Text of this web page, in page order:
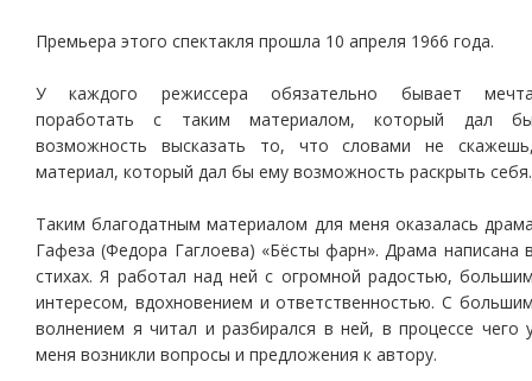
Премьера этого спектакля прошла 10 апреля 1966 года.
У каждого режиссера обязательно бывает
поработать с таким материалом, который дал
возможность высказать то, что словами не
материал, который дал бы ему возможность раскрыть себя.
Таким благодатным материалом для меня оказалась
Гафеза (Федора Гаглоева) «Бёсты фарн». Драма написана
стихах. Я работал над ней с огромной радостью,
интересом, вдохновением и ответственностью. С
волнением я читал и разбирался в ней, в процессе чего
меня возникли вопросы и предложения к автору.